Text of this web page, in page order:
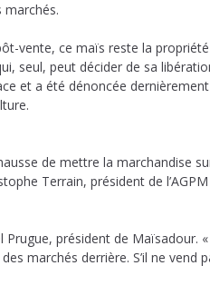
marchés.
vente, ce maïs reste la
seul, peut décider de sa
et a été dénoncée
de mettre la marchandise
Terrain, président de
président de Maïsadour. «
marchés derrière. S’il ne vend